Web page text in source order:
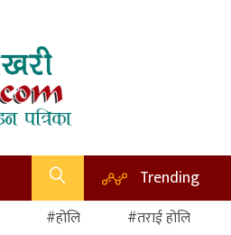
Trending
#होलि #तराई होलि